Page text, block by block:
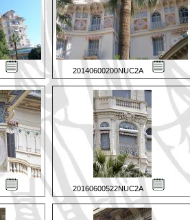
20140600200NUC2A
20160600522NUC2A